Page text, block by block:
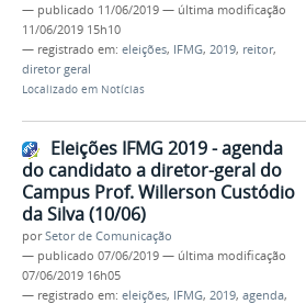
— publicado 11/06/2019 — última modificação
11/06/2019 15h10
— registrado em: eleições, IFMG, 2019, reitor,
diretor geral
Localizado em Notícias
Eleições IFMG 2019 - agenda
do candidato a diretor-geral do
Campus Prof. Willerson Custódio
da Silva (10/06)
porSetor de Comunicação
— publicado 07/06/2019 — última modificação
07/06/2019 16h05
— registrado em: eleições, IFMG, 2019, agenda,